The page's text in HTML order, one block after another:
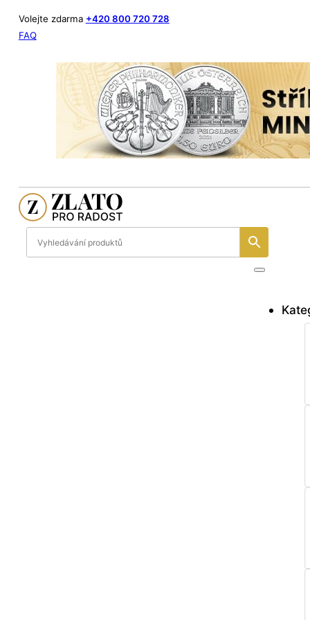
Volejte zdarma +420 800 720 728
FAQ